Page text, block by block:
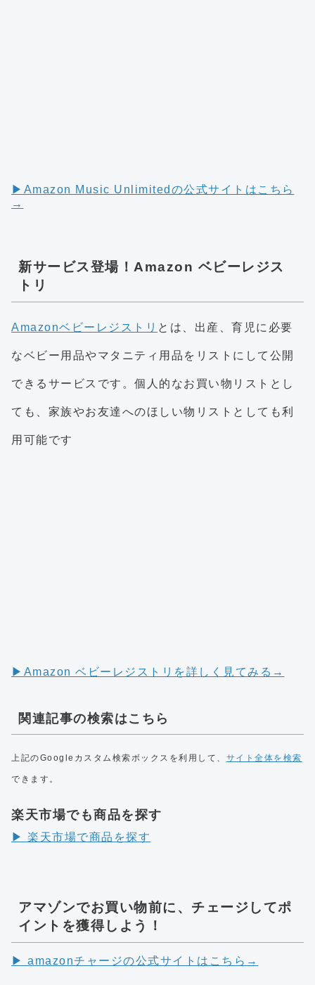
▶︎Amazon Music Unlimitedの公式サイトはこちら
→
新サービス登場！Amazon ベビーレジス
トリ
Amazonベビーレジストリ とは、出産、育児に必要
なベビー用品やマタニティ用品をリストにして公開
できるサービスです。個人的なお買い物リストとし
ても、家族やお友達へのほしい物リストとしても利
用可能です
▶︎Amazon ベビーレジストリを詳しく見てみる→
関連記事の検索はこちら
上記のGoogleカスタム検索ボックスを利用して、 サイト全体を検索
できます。
楽天市場でも商品を探す
▶︎ 楽天市場で商品を探す
アマゾンでお買い物前に、チェージしてポ
イントを獲得しよう！
▶︎ amazonチャージの公式サイトはこちら→